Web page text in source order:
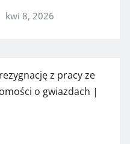
kwi 8, 2026